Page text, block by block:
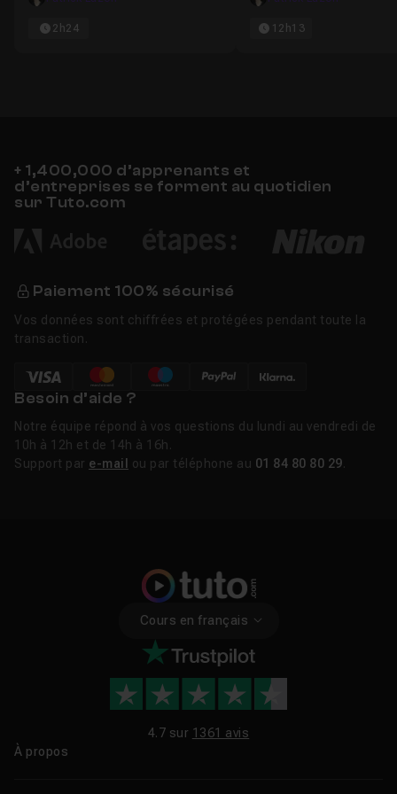
2h24 12h13
+ 1,400,000 d’apprenants et
d’entreprises se forment au quotidien
sur Tuto.com
Paiement 100% sécurisé
Vos données sont chiffrées et protégées pendant toute la
transaction.
Besoin d’aide ?
Notre équipe répond à vos questions du lundi au vendredi de
10h à 12h et de 14h à 16h.
Support par e-mail ou par téléphone au 01 84 80 80 29
Cours en français
4.7 sur 1361 avis
À propos